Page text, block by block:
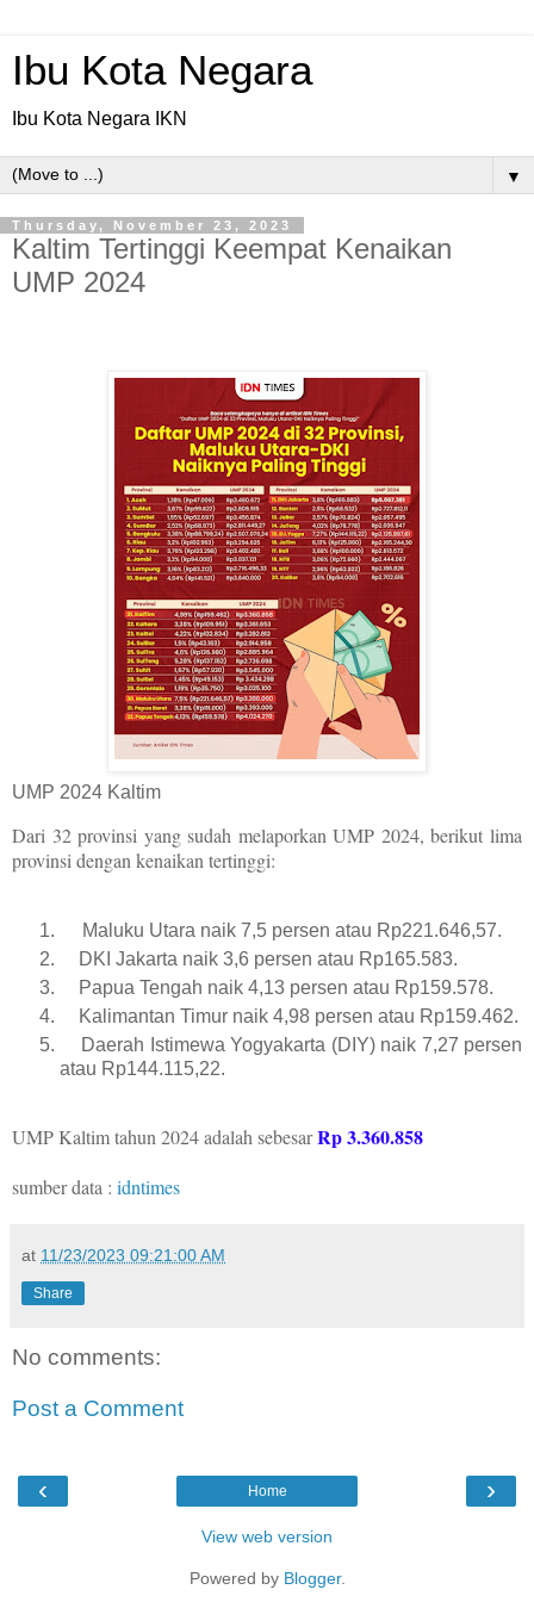
Ibu Kota Negara
Ibu Kota Negara IKN
▼
Thursday, November 23, 2023
Kaltim Tertinggi Keempat Kenaikan
UMP 2024
UMP 2024 Kaltim
Dari 32 provinsi yang sudah melaporkan UMP 2024, berikut lima
provinsi dengan kenaikan tertinggi:
Maluku Utara naik 7,5 persen atau Rp221.646,57.
DKI Jakarta naik 3,6 persen atau Rp165.583.
Papua Tengah naik 4,13 persen atau Rp159.578.
Kalimantan Timur naik 4,98 persen atau Rp159.462.
Daerah Istimewa Yogyakarta (DIY) naik 7,27 persen
atau Rp144.115,22.
UMP Kaltim tahun 2024 adalah sebesarRp 3.360.858
sumber data : idntimes
at 11/23/2023 09:21:00 AM
Share
No comments:
Post a Comment
‹ ›
Home
View web version
Powered by Blogger.